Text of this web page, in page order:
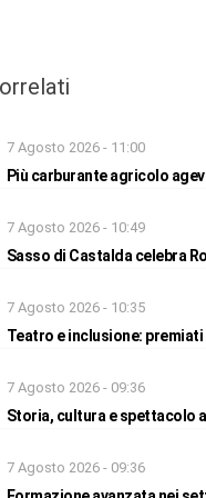
7 Agosto 2026 - 11:00
Più carburante agricolo
7 Agosto 2026 - 10:49
Sasso di Castalda celebra
7 Agosto 2026 - 10:35
Teatro e inclusione:
7 Agosto 2026 - 09:36
Storia, cultura e spettacolo
7 Agosto 2026 - 09:36